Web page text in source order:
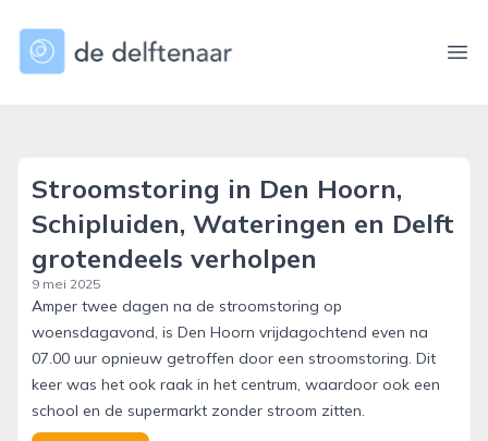
dedelftenaar.nl
Stroomstoring in Den Hoorn,
Schipluiden, Wateringen en Delft
grotendeels verholpen
9 mei 2025
Amper twee dagen na de stroomstoring op
woensdagavond, is Den Hoorn vrijdagochtend even na
07.00 uur opnieuw getroffen door een stroomstoring. Dit
keer was het ook raak in het centrum, waardoor ook een
school en de supermarkt zonder stroom zitten.